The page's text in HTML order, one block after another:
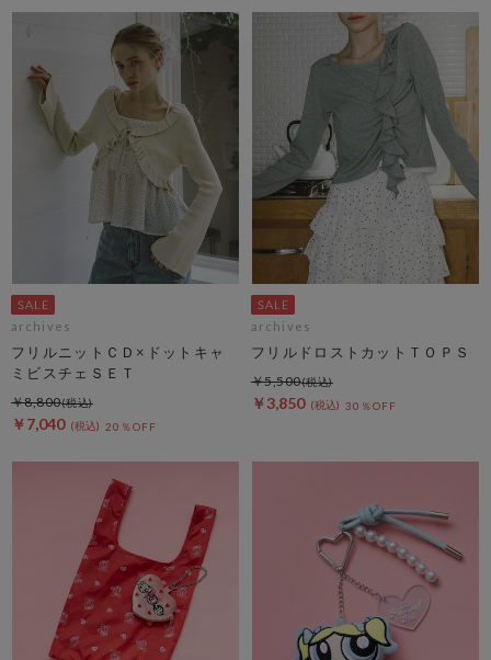
archives
フリルニットＣＤ×ドットキャ
ミビスチェＳＥＴ
￥7,040 20％OFF
￥8,800
archives
フリルドロストカットＴＯＰＳ
￥3,850 30％OFF
￥5,500